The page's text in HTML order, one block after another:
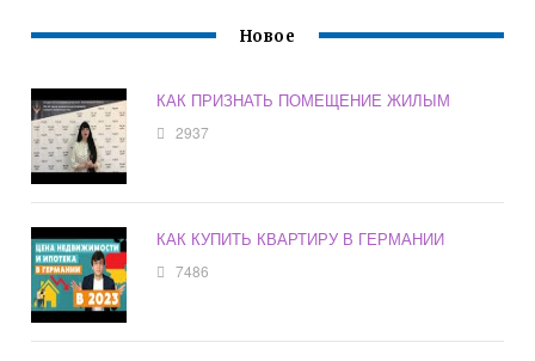
Новое
КАК ПРИЗНАТЬ ПОМЕЩЕНИЕ ЖИЛЫМ
2937
КАК КУПИТЬ КВАРТИРУ В ГЕРМАНИИ
7486